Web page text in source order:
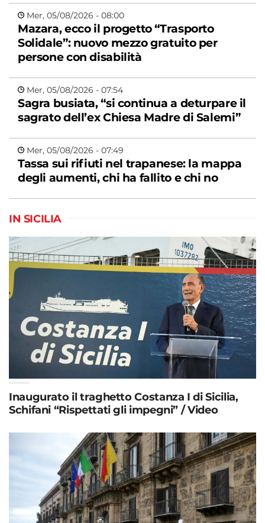
Mer, 05/08/2026 - 08:00
Mazara, ecco il progetto “Trasporto
Solidale”: nuovo mezzo gratuito per
persone con disabilità
Mer, 05/08/2026 - 07:54
Sagra busiata, “si continua a deturpare il
sagrato dell’ex Chiesa Madre di Salemi”
Mer, 05/08/2026 - 07:49
Tassa sui rifiuti nel trapanese: la mappa
degli aumenti, chi ha fallito e chi no
IN SICILIA
Inaugurato il traghetto Costanza I di Sicilia,
Schifani “Rispettati gli impegni” / Video